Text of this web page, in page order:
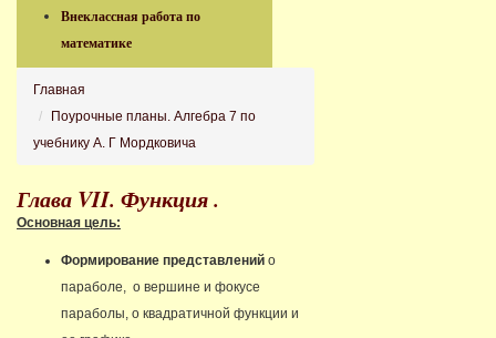
Внеклассная работа по
математике
Главная
Поурочные планы. Алгебра 7 по
учебнику А. Г Мордковича
Глава VII. Функция .
Основная цель:
Формирование представлений о
параболе, о вершине и фокусе
параболы, о квадратичной функции и